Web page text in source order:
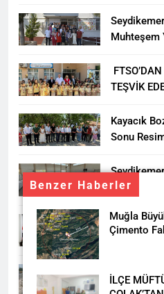
Benzer Haberler
Muğla
Çimento
İLÇE
Muhteşem
TEŞVİK
Kayacık
Sonu
Haftası
DALAMAN
BAŞKAN
Büyüyor: